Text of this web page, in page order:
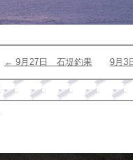
← 9月27日 石堤釣果 9月3